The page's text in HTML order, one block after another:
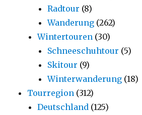
Radtour (8)
Wanderung (262)
Wintertouren (30)
Schneeschuhtour (5)
Skitour (9)
Winterwanderung (18)
Tourregion (312)
Deutschland (125)